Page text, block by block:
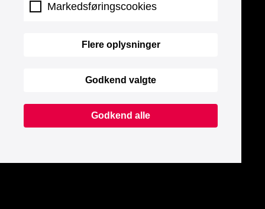
Markedsføringscookies
Flere oplysninger
Godkend valgte
Godkend alle